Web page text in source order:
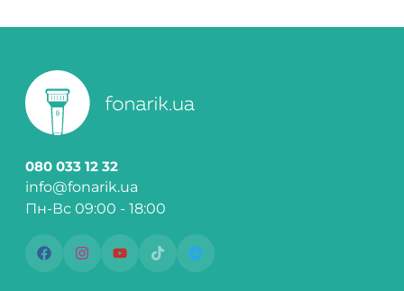
080 033 12 32
info@fonarik.ua
Пн-Вс 09:00 - 18:00